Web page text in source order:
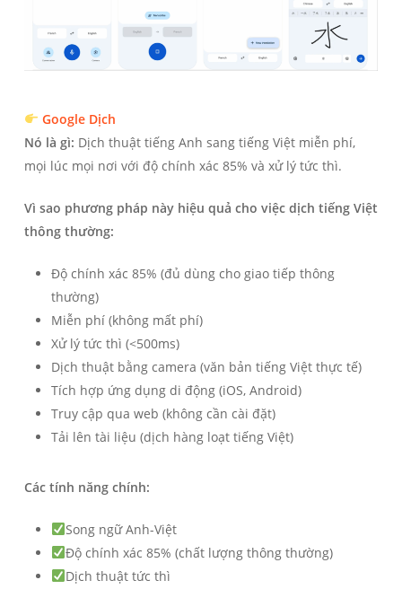
Google Dịch
Nó là gì: Dịch thuật tiếng Anh sang tiếng Việt miễn phí,
mọi lúc mọi nơi với độ chính xác 85% và xử lý tức thì.
Vì sao phương pháp này hiệu quả cho việc dịch tiếng Việt
thông thường:
Độ chính xác 85% (đủ dùng cho giao tiếp thông
thường)
Miễn phí (không mất phí)
Xử lý tức thì (<500ms)
Dịch thuật bằng camera (văn bản tiếng Việt thực tế)
Tích hợp ứng dụng di động (iOS, Android)
Truy cập qua web (không cần cài đặt)
Tải lên tài liệu (dịch hàng loạt tiếng Việt)
Các tính năng chính:
Song ngữ Anh-Việt
Độ chính xác 85% (chất lượng thông thường)
Dịch thuật tức thì